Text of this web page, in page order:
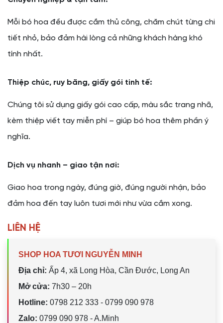
Mỗi bó hoa đều được cắm thủ công, chăm chút từng chi
tiết nhỏ, bảo đảm hài lòng cả những khách hàng khó
tính nhất.
Thiệp chúc, ruy băng, giấy gói tinh tế:
Chúng tôi sử dụng giấy gói cao cấp, màu sắc trang nhã,
kèm thiệp viết tay miễn phí – giúp bó hoa thêm phần ý
nghĩa.
Dịch vụ nhanh – giao tận nơi:
Giao hoa trong ngày, đúng giờ, đúng người nhận, bảo
đảm hoa đến tay luôn tươi mới như vừa cắm xong.
LIÊN HỆ
SHOP HOA TƯƠI NGUYỄN MINH
Địa chỉ: Ấp 4, xã Long Hòa, Cần Đước, Long An
Mở cửa: 7h30 – 20h
Hotline: 0798 212 333 - 0799 090 978
Zalo: 0799 090 978 - A.Minh